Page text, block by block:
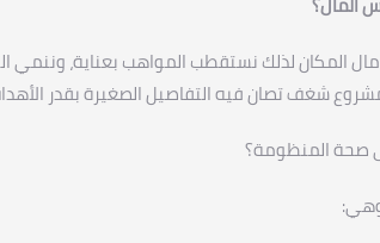
المكان لذلك نستقطب المواهب بعناية، وننمي
مشروع شغف تصان فيه التفاصيل الصغيرة بقدر
صحة المنظومة؟